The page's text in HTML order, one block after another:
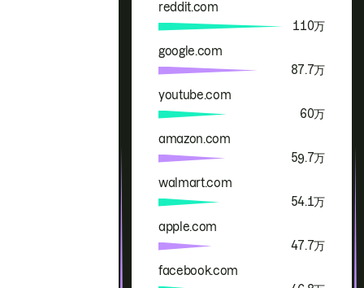
品牌 提及
reddit.com
110万
google.com
87.7万
youtube.com
60万
amazon.com
59.7万
walmart.com
54.1万
apple.com
47.7万
facebook.com